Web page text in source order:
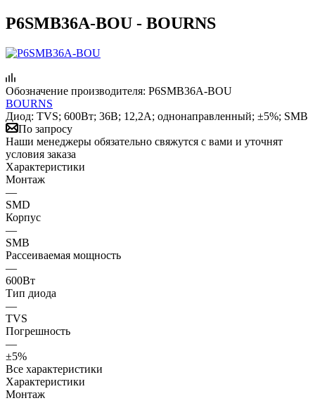
P6SMB36A-BOU - BOURNS
Обозначение производителя: P6SMB36A-BOU
BOURNS
Диод: TVS; 600Вт; 36В; 12,2А; однонаправленный; ±5%; SMB
По запросу
Наши менеджеры обязательно свяжутся с вами и уточнят
условия заказа
Характеристики
Монтаж
—
SMD
Корпус
—
SMB
Рассеиваемая мощность
—
600Вт
Тип диода
—
TVS
Погрешность
—
±5%
Все характеристики
Характеристики
Монтаж